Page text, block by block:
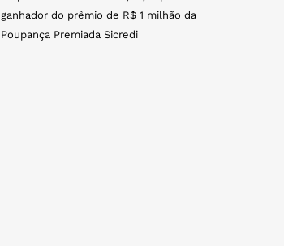
ganhador do prêmio de R$ 1 milhão da
Poupança Premiada Sicredi